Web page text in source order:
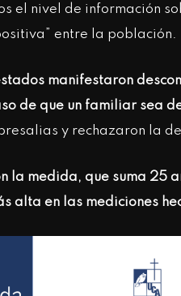
el nivel de información
entre la población.
manifestaron
de que un familiar sea
y rechazaron la
la medida, que suma 25
alta en las mediciones